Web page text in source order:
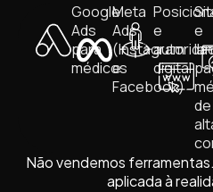
Google
Ads
para
médicos
Meta
Ads
(Instagram
e
Facebook)
e
digital
e
de
Não vendemos
aplicada à